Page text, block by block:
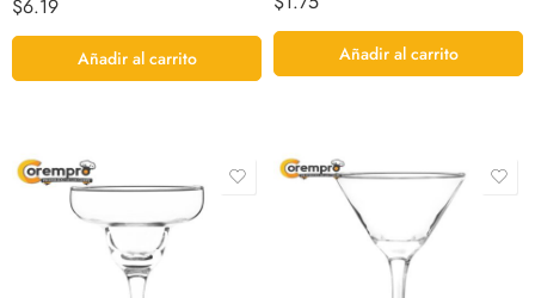
$6.19
Añadir al carrito Añadir al carrito